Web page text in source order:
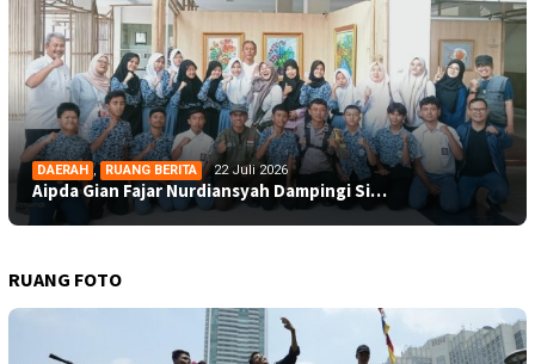
DAERAH , RUANG BERITA 22 Juli 2026
Aipda Gian Fajar Nurdiansyah Dampingi Si…
RUANG FOTO